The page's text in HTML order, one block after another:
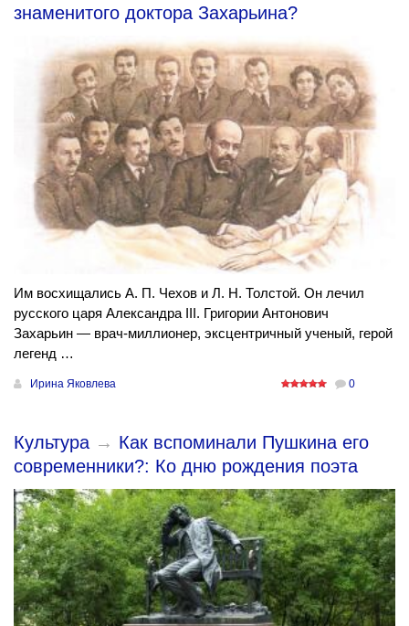
знаменитого доктора Захарьина?
Им восхищались А. П. Чехов и Л. Н. Толстой. Он лечил
русского царя Александра III. Григории Антонович
Захарьин — врач-миллионер, эксцентричный ученый, герой
легенд …
Ирина Яковлева 0
Культура→ Как вспоминали Пушкина его
современники?: Ко дню рождения поэта